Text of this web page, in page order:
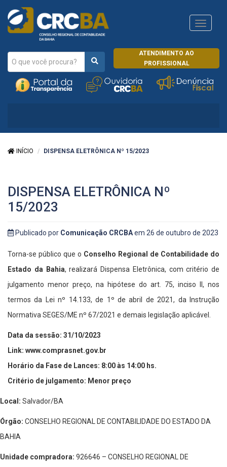
ATENDIMENTO AO
PROFISSIONAL
CRCRJ
INÍCIO DISPENSA ELETRÔNICA Nº 15/2023
DISPENSA ELETRÔNICA Nº
15/2023
Publicado por Comunicação CRCBAem 26 de outubro de 2023
Torna-se público que o Conselho Regional de Contabilidade do
Estado da Bahia, realizará Dispensa Eletrônica, com critério de
julgamento menor preço, na hipótese do art. 75, inciso II, nos
termos da Lei nº 14.133, de 1º de abril de 2021, da Instrução
Normativa SEGES/ME nº 67/2021 e demais legislação aplicável.
Data da sessão: 31/10/2023
Link: www.comprasnet.gov.br
Horário da Fase de Lances: 8:00 às 14:00 hs.
Critério de julgamento: Menor preço
Local: Salvador/BA
Órgão: CONSELHO REGIONAL DE CONTABILIDADE DO ESTADO DA
BAHIA
Unidade compradora: 926646 – CONSELHO REGIONAL DE